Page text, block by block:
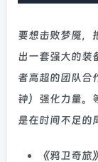
要想击败梦魇，
出一套强大的装
者高超的团队合
钟）强化力量
是在时间不足的
《鸦卫奇